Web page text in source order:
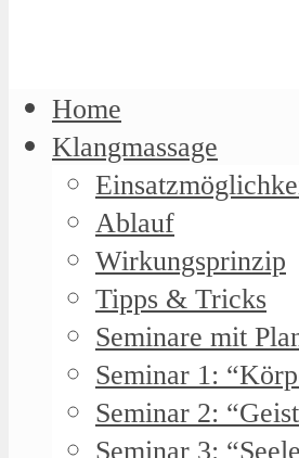
Home
Klangmassage
Ablauf
Wirkungsprinzip
Tipps & Tricks
Seminare mit
Seminar 1:
Seminar 2:
Seminar 3: